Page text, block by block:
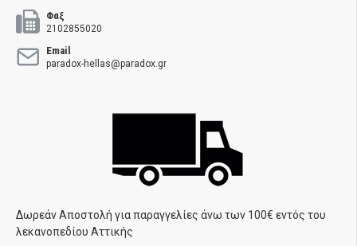
Φαξ
2102855020
Email
paradox-hellas@paradox.gr
Δωρεάν Αποστολή για παραγγελίες άνω των 100€ εντός του
λεκανοπεδίου Αττικής